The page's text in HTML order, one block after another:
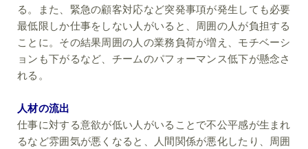
る。また、緊急の顧客対応など突発事項が発生しても必要
最低限しか仕事をしない人がいると、周囲の人が負担する
ことに。その結果周囲の人の業務負荷が増え、モチベーシ
ョンも下がるなど、チームのパフォーマンス低下が懸念さ
れる。
人材の流出
仕事に対する意欲が低い人がいることで不公平感が生まれ
るなど雰囲気が悪くなると、人間関係が悪化したり、周囲